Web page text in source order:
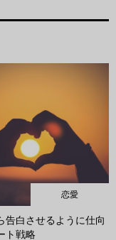
恋愛
告白させるように仕向
ト戦略